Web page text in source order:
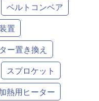
ベルトコンベア
置
ー置き換え
スプロケット
熱用ヒーター